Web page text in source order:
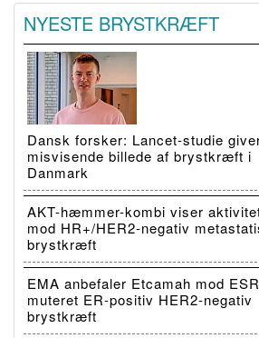
NYESTE BRYSTKRÆFT
Dansk forsker: Lancet-studie
misvisende billede af brystkræft i
Danmark
AKT-hæmmer-kombi viser
mod HR+/HER2-negativ
brystkræft
EMA anbefaler Etcamah mod
muteret ER-positiv HER2-negativ
brystkræft